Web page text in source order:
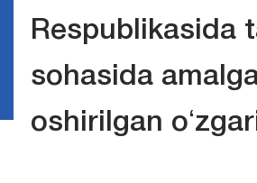
Respublikasida
sohasida
oshirilgan